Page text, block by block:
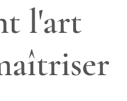
l'art